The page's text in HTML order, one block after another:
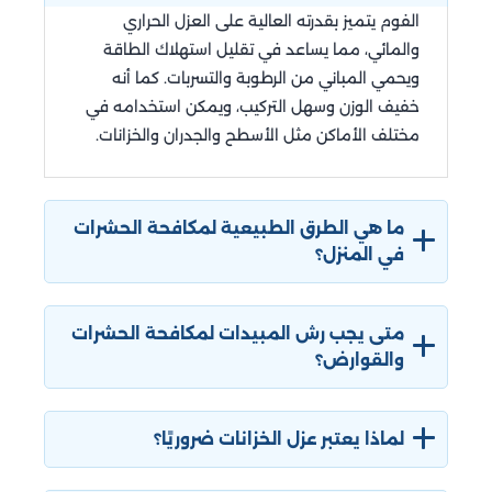
الفوم يتميز بقدرته العالية على العزل الحراري
والمائي، مما يساعد في تقليل استهلاك الطاقة
ويحمي المباني من الرطوبة والتسربات. كما أنه
خفيف الوزن وسهل التركيب، ويمكن استخدامه في
مختلف الأماكن مثل الأسطح والجدران والخزانات.
ما هي الطرق الطبيعية لمكافحة الحشرات
في المنزل؟
النباتات الطاردة للحشرات مثل النعناع واللافندر.
يمكن أيضًا استخدام الخل والماء لرش المناطق التي
تحتوي على حشرات، أو استخدام مصائد طبيعية
مثل الفخاخ اللزجة.
متى يجب رش المبيدات لمكافحة الحشرات
والقوارض؟
عندما تكون الحشرات أقل نشاطًا. يجب تجنب الرش
لماذا يعتبر عزل الخزانات ضروريًا؟